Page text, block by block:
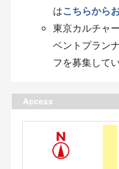
はこちらから
東京カルチャ
ベントプラン
フを募集してい
Access